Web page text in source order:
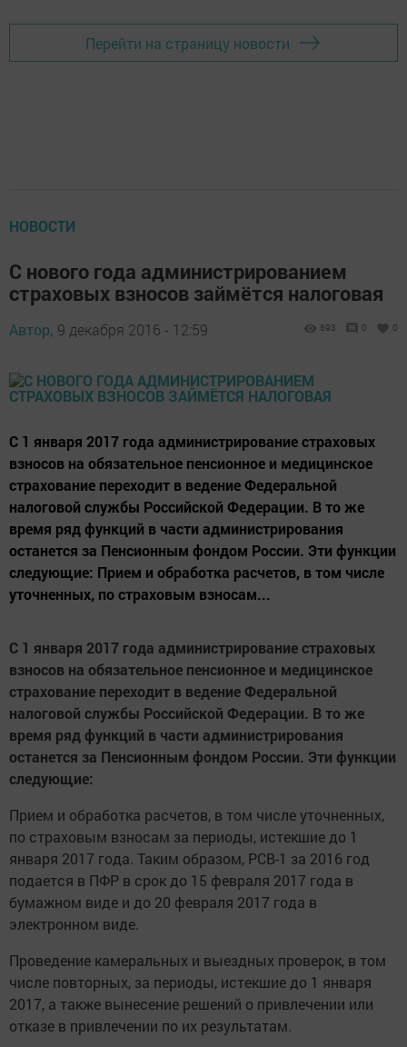
Перейти на страницу новости
НОВОСТИ
С нового года администрированием
страховых взносов займётся налоговая
Автор, 9 декабря 2016 - 12:59 693 0 0
С 1 января 2017 года администрирование страховых
взносов на обязательное пенсионное и медицинское
страхование переходит в ведение Федеральной
налоговой службы Российской Федерации. В то же
время ряд функций в части администрирования
останется за Пенсионным фондом России. Эти функции
следующие: Прием и обработка расчетов, в том числе
уточненных, по страховым взносам...
С 1 января 2017 года администрирование страховых
взносов на обязательное пенсионное и медицинское
страхование переходит в ведение Федеральной
налоговой службы Российской Федерации. В то же
время ряд функций в части администрирования
останется за Пенсионным фондом России. Эти функции
следующие:
Прием и обработка расчетов, в том числе уточненных,
по страховым взносам за периоды, истекшие до 1
января 2017 года. Таким образом, РСВ-1 за 2016 год
подается в ПФР в срок до 15 февраля 2017 года в
бумажном виде и до 20 февраля 2017 года в
электронном виде.
Проведение камеральных и выездных проверок, в том
числе повторных, за периоды, истекшие до 1 января
2017, а также вынесение решений о привлечении или
отказе в привлечении по их результатам.